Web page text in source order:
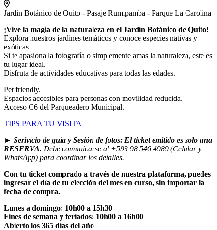
Jardin Botánico de Quito - Pasaje Rumipamba - Parque La Carolina
¡Vive la magia de la naturaleza en el Jardín Botánico de Quito!
Explora nuestros jardines temáticos y conoce especies nativas y
exóticas.
Si te apasiona la fotografía o simplemente amas la naturaleza, este es
tu lugar ideal.
Disfruta de actividades educativas para todas las edades.
Pet friendly.
Espacios accesibles para personas con movilidad reducida.
Acceso C6 del Parqueadero Municipal.
TIPS PARA TU VISITA
► Serivicio de guía y Sesión de fotos: El ticket emitido es solo una
RESERVA. Debe comunicarse al +593 98 546 4989 (Celular y
WhatsApp) para coordinar los detalles.
Con tu ticket comprado a través de nuestra plataforma, puedes
ingresar el día de tu elección del mes en curso, sin importar la
fecha de compra.
Lunes a domingo: 10h00 a 15h30
Fines de semana y feriados: 10h00 a 16h00
Abierto los 365 días del año